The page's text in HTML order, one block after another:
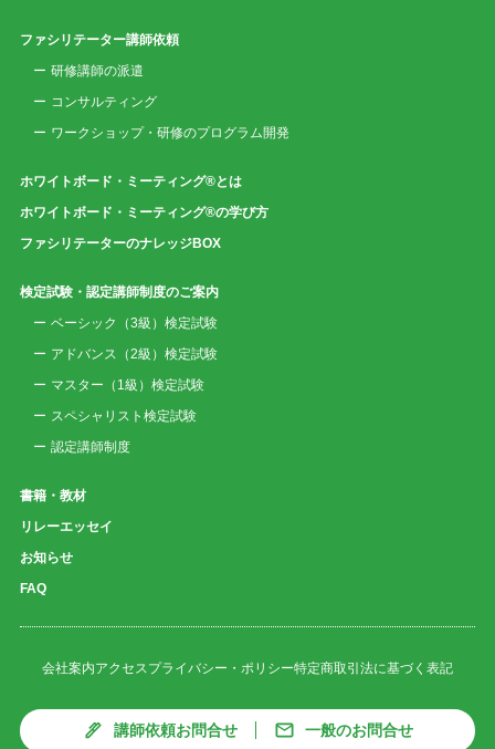
ファシリテーター講師依頼
研修講師の派遣
コンサルティング
ワークショップ・研修のプログラム開発
ホワイトボード・ミーティング®とは
ホワイトボード・ミーティング®の学び方
ファシリテーターのナレッジBOX
検定試験・認定講師制度のご案内
ベーシック（3級）検定試験
アドバンス（2級）検定試験
マスター（1級）検定試験
スペシャリスト検定試験
認定講師制度
書籍・教材
リレーエッセイ
お知らせ
FAQ
会社案内アクセスプライバシー・ポリシー特定商取引法に基づく表記
講師依頼お問合せ 一般のお問合せ